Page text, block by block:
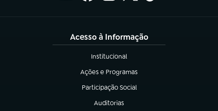
Acesso à Informação
Institucional
(abre em nova aba)
Ações e Programas
(abre em nova aba)
Participação Social
(abre em nova aba)
Auditorias
(abre em nova aba)